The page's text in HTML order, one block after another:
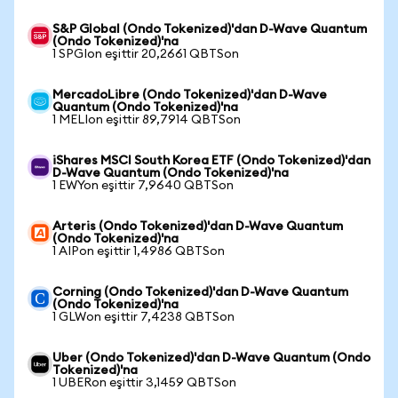
S&P Global (Ondo Tokenized)'dan D-Wave Quantum
(Ondo Tokenized)'na
1 SPGIon eşittir 20,2661 QBTSon
MercadoLibre (Ondo Tokenized)'dan D-Wave
Quantum (Ondo Tokenized)'na
1 MELIon eşittir 89,7914 QBTSon
iShares MSCI South Korea ETF (Ondo Tokenized)'dan
D-Wave Quantum (Ondo Tokenized)'na
1 EWYon eşittir 7,9640 QBTSon
Arteris (Ondo Tokenized)'dan D-Wave Quantum
(Ondo Tokenized)'na
1 AIPon eşittir 1,4986 QBTSon
Corning (Ondo Tokenized)'dan D-Wave Quantum
(Ondo Tokenized)'na
1 GLWon eşittir 7,4238 QBTSon
Uber (Ondo Tokenized)'dan D-Wave Quantum (Ondo
Tokenized)'na
1 UBERon eşittir 3,1459 QBTSon